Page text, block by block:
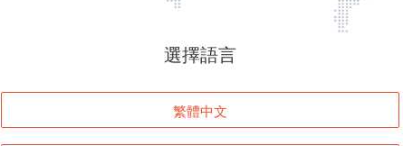
頁面無法顯示
登入
選擇語言
繁體中文